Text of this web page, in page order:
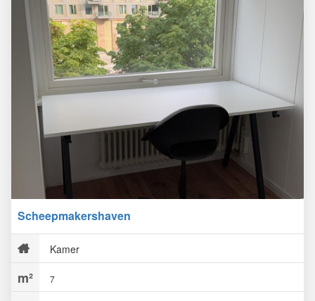
Scheepmakershaven
Kamer
7